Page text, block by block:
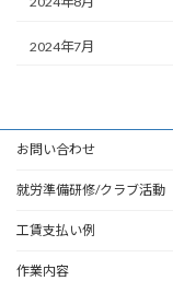
2024年7月
お問い合わせ
就労準備研修/クラブ活動
工賃支払い例
作業内容